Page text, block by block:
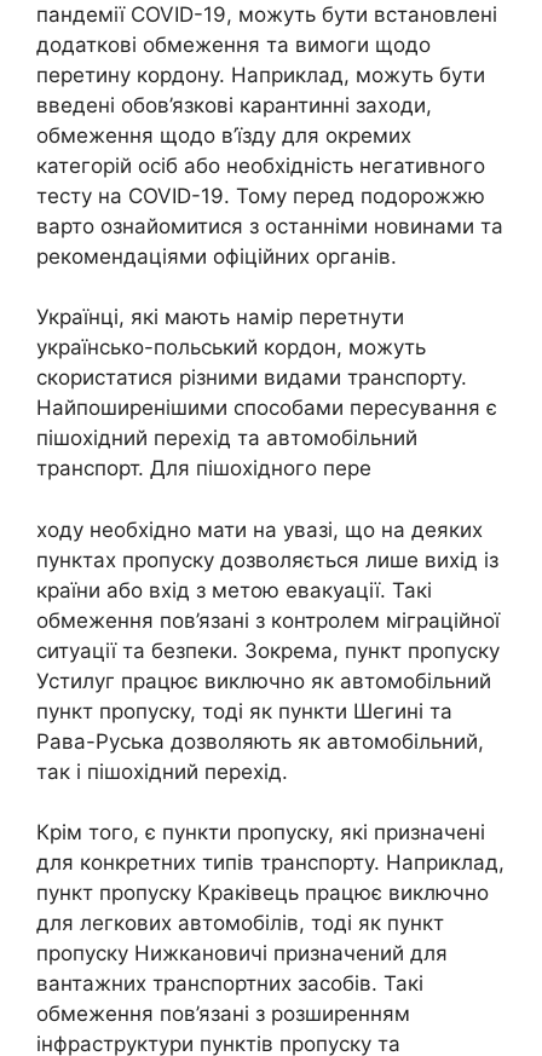
пандемії COVID-19, можуть бути встановлені
додаткові обмеження та вимоги щодо
перетину кордону. Наприклад, можуть бути
введені обов’язкові карантинні заходи,
обмеження щодо в’їзду для окремих
категорій осіб або необхідність негативного
тесту на COVID-19. Тому перед подорожжю
варто ознайомитися з останніми новинами та
рекомендаціями офіційних органів.
Українці, які мають намір перетнути
українсько-польський кордон, можуть
скористатися різними видами транспорту.
Найпоширенішими способами пересування є
пішохідний перехід та автомобільний
транспорт. Для пішохідного пере
ходу необхідно мати на увазі, що на деяких
пунктах пропуску дозволяється лише вихід із
країни або вхід з метою евакуації. Такі
обмеження пов’язані з контролем міграційної
ситуації та безпеки. Зокрема, пункт пропуску
Устилуг працює виключно як автомобільний
пункт пропуску, тоді як пункти Шегині та
Рава-Руська дозволяють як автомобільний,
так і пішохідний перехід.
Крім того, є пункти пропуску, які призначені
для конкретних типів транспорту. Наприклад,
пункт пропуску Краківець працює виключно
для легкових автомобілів, тоді як пункт
пропуску Нижкановичі призначений для
вантажних транспортних засобів. Такі
обмеження пов’язані з розширенням
інфраструктури пунктів пропуску та